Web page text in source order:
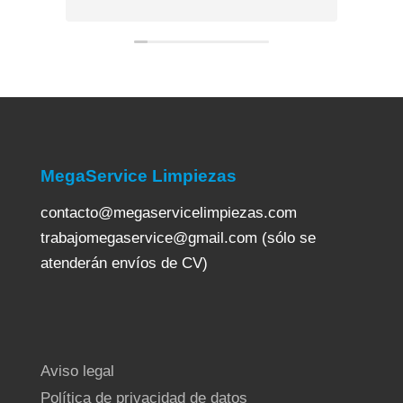
MegaService Limpiezas
contacto@megaservicelimpiezas.com
trabajomegaservice@gmail.com (sólo se
atenderán envíos de CV)
Aviso legal
Política de privacidad de datos